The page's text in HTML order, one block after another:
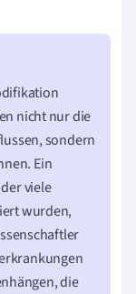
nicht nur die
sondern
Ein
viele
wurden,
die